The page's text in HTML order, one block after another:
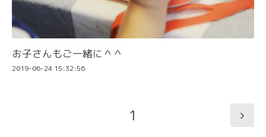
お子さんもご一緒に＾＾
2019-06-24 15:32:56
1